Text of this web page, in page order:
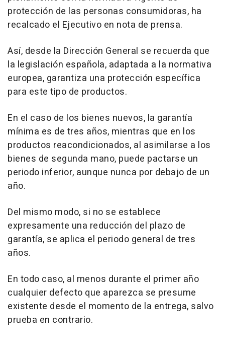
protección de las personas consumidoras, ha
recalcado el Ejecutivo en nota de prensa.
Así, desde la Dirección General se recuerda que
la legislación española, adaptada a la normativa
europea, garantiza una protección específica
para este tipo de productos.
En el caso de los bienes nuevos, la garantía
mínima es de tres años, mientras que en los
productos reacondicionados, al asimilarse a los
bienes de segunda mano, puede pactarse un
periodo inferior, aunque nunca por debajo de un
año.
Del mismo modo, si no se establece
expresamente una reducción del plazo de
garantía, se aplica el periodo general de tres
años.
En todo caso, al menos durante el primer año
cualquier defecto que aparezca se presume
existente desde el momento de la entrega, salvo
prueba en contrario.